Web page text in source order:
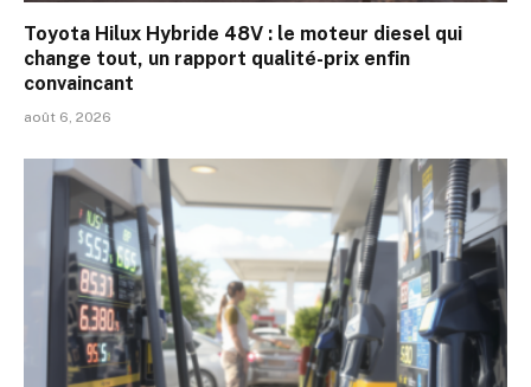
Toyota Hilux Hybride 48V : le moteur diesel qui
change tout, un rapport qualité-prix enfin
convaincant
août 6, 2026